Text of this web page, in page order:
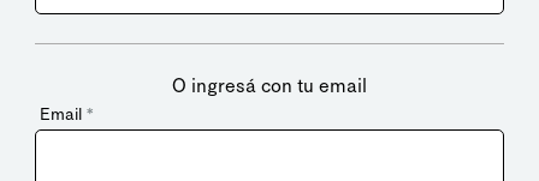
O ingresá con tu email
Email *